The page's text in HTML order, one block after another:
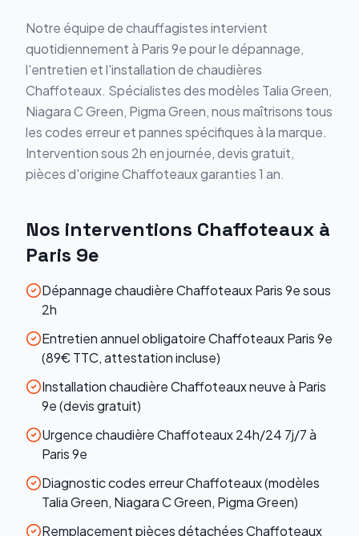
Notre équipe de chauffagistes intervient
quotidiennement à Paris 9epour le dépannage,
l'entretien et l'installation de chaudières
Chaffoteaux. Spécialistes des modèles Talia Green,
Niagara C Green, Pigma Green, nous maîtrisons tous
les codes erreur et pannes spécifiques à la marque.
Intervention sous 2h en journée, devis gratuit,
pièces d'origineChaffoteauxgaranties 1 an.
Nos interventions Chaffoteaux à
Paris 9e
Dépannage chaudière Chaffoteaux Paris 9e sous
2h
Entretien annuel obligatoire Chaffoteaux Paris 9e
(89€ TTC, attestation incluse)
Installation chaudière Chaffoteaux neuve à Paris
9e (devis gratuit)
Urgence chaudière Chaffoteaux 24h/24 7j/7 à
Paris 9e
Diagnostic codes erreur Chaffoteaux (modèles
Talia Green, Niagara C Green, Pigma Green)
Remplacement pièces détachées Chaffoteaux